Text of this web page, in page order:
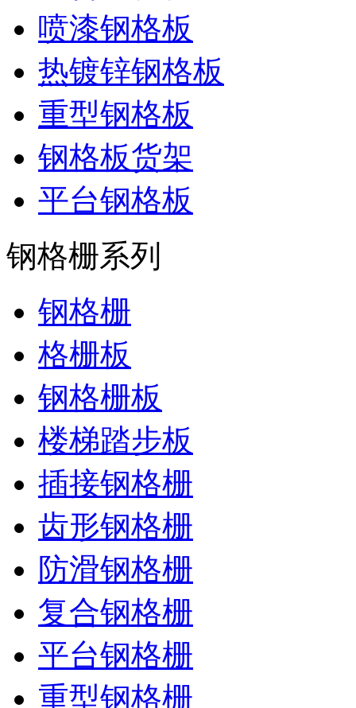
喷漆钢格板
热镀锌钢格板
重型钢格板
钢格板货架
平台钢格板
钢格栅系列
钢格栅
格栅板
钢格栅板
楼梯踏步板
插接钢格栅
齿形钢格栅
防滑钢格栅
复合钢格栅
平台钢格栅
重型钢格栅